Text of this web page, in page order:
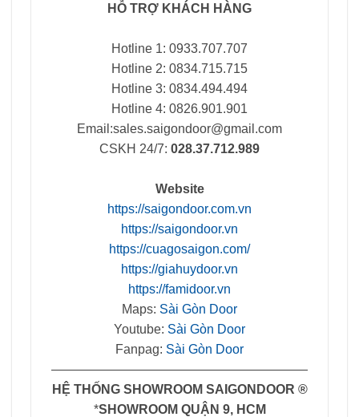
HỖ TRỢ KHÁCH HÀNG
Hotline 1: 0933.707.707
Hotline 2: 0834.715.715
Hotline 3: 0834.494.494
Hotline 4: 0826.901.901
Email:sales.saigondoor@gmail.com
CSKH 24/7: 028.37.712.989
Website
https://saigondoor.com.vn
https://saigondoor.vn
https://cuagosaigon.com/
https://giahuydoor.vn
https://famidoor.vn
Maps: Sài Gòn Door
Youtube: Sài Gòn Door
Fanpag: Sài Gòn Door
————————————————————
HỆ THỐNG SHOWROOM SAIGONDOOR ®
*SHOWROOM QUẬN 9, HCM